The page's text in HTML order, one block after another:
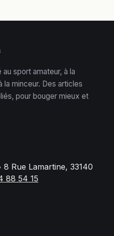
sport amateur, à la
la minceur. Des articles
pour bouger mieux et
8 Rue Lamartine, 33140
88 54 15